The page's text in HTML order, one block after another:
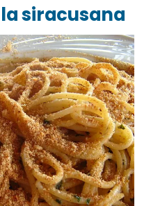
siracusana